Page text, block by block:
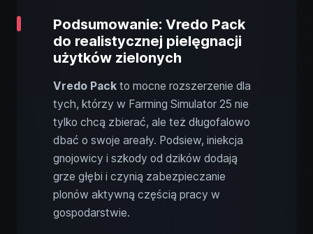
Podsumowanie: Vredo Pack
do realistycznej pielęgnacji
użytków zielonych
Vredo Pack to mocne rozszerzenie dla
tych, którzy w Farming Simulator 25 nie
tylko chcą zbierać, ale też długofalowo
dbać o swoje areały. Podsiew, iniekcja
gnojowicy i szkody od dzików dodają
grze głębi i czynią zabezpieczanie
plonów aktywną częścią pracy w
gospodarstwie.